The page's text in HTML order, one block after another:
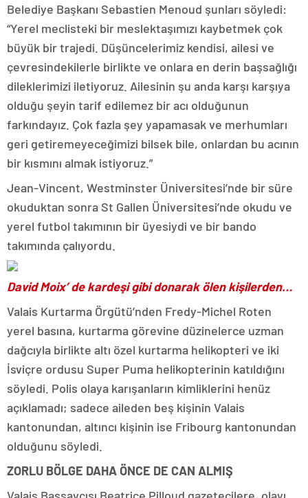
Belediye Başkanı Sebastien Menoud şunları söyledi:
“Yerel meclisteki bir meslektaşımızı kaybetmek çok
büyük bir trajedi. Düşüncelerimiz kendisi, ailesi ve
çevresindekilerle birlikte ve onlara en derin başsağlığı
dileklerimizi iletiyoruz. Ailesinin şu anda karşı karşıya
olduğu şeyin tarif edilemez bir acı olduğunun
farkındayız. Çok fazla şey yapamasak ve merhumları
geri getiremeyeceğimizi bilsek bile, onlardan bu acının
bir kısmını almak istiyoruz.”
Jean-Vincent, Westminster Üniversitesi’nde bir süre
okuduktan sonra St Gallen Üniversitesi’nde okudu ve
yerel futbol takımının bir üyesiydi ve bir bando
takımında çalıyordu.
David Moix’ de kardeşi gibi donarak ölen kişilerden…
Valais Kurtarma Örgütü’nden Fredy-Michel Roten
yerel basına, kurtarma görevine düzinelerce uzman
dağcıyla birlikte altı özel kurtarma helikopteri ve iki
İsviçre ordusu Super Puma helikopterinin katıldığını
söyledi. Polis olaya karışanların kimliklerini henüz
açıklamadı; sadece aileden beş kişinin Valais
kantonundan, altıncı kişinin ise Fribourg kantonundan
olduğunu söyledi.
ZORLU BÖLGE DAHA ÖNCE DE CAN ALMIŞ